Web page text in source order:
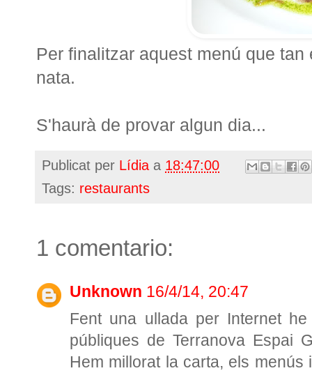
Per finalitzar aquest menú que
nata.
S'haurà de provar algun dia...
Publicat per Lídia a 18:47:00
Tags: restaurants
1 comentario:
Unknown 16/4/14, 20:47
Fent una ullada per Internet
públiques de Terranova Espai
Hem millorat la carta, els